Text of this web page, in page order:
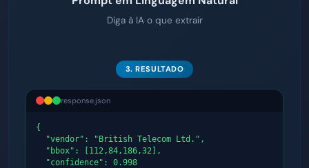
Diga à IA o que extrair
3. RESULTADO
response.json
{
  "vendor": "British Telecom Ltd.",
  "bbox": [112,84,186,32],
  "confidence": 0.998